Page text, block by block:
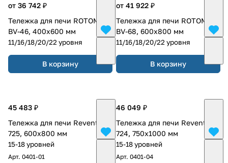
от 36 742 ₽
Тележка для печи ROTOMAX
BV-46, 400х600 мм
11/16/18/20/22 уровня
В корзину
от 41 922 ₽
Тележка для печи ROTOMAX
BV-68, 600х800 мм
11/16/18/20/22 уровня
В корзину
45 483 ₽
Тележка для печи Revent
725, 600х800 мм
15-18 уровней
Арт. 0401-01
46 049 ₽
Тележка для печи Revent
724, 750х1000 мм
15-18 уровней
Арт. 0401-04